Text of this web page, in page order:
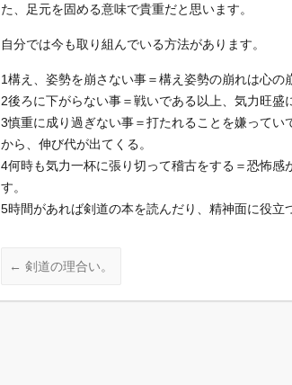
た、足元を固める意味で貴重だと思います。
自分では今も取り組んでいる方法があります。
1構え、姿勢を崩さない事＝構え姿勢の崩れは心の
2後ろに下がらない事＝戦いである以上、気力旺盛
3慎重に成り過ぎない事＝打たれることを嫌って
から、伸び代が出てくる。
4何時も気力一杯に張り切って稽古をする＝恐怖感
す。
5時間があれば剣道の本を読んだり、精神面に役立
← 剣道の理合い。